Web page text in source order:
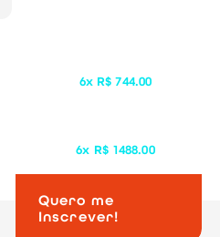
6x R$ 744.00
6x R$ 1488.00
Quero me
Inscrever!